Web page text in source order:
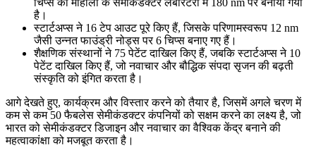
है।
स्टार्टअप्स ने 16 टेप आउट पूरे किए हैं, जिसके परिणामस्वरूप 12 nm
जैसी उन्नत फाउंड्री नोड्स पर 6 चिप्स बनाए गए हैं।
शैक्षणिक संस्थानों ने 75 पेटेंट दाखिल किए हैं, जबकि स्टार्टअप्स ने 10
पेटेंट दाखिल किए हैं, जो नवाचार और बौद्धिक संपदा सृजन की बढ़ती
संस्कृति को इंगित करता है।
आगे देखते हुए, कार्यक्रम और विस्तार करने को तैयार है, जिसमें अगले चरण में
कम से कम 50 फैबलेस सेमीकंडक्टर कंपनियों को सक्षम करने का लक्ष्य है, जो
भारत को सेमीकंडक्टर डिजाइन और नवाचार का वैश्विक केंद्र बनाने की
महत्वाकांक्षा को मजबूत करता है।